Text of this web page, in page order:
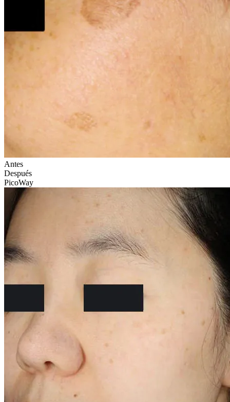
Antes
Después
PicoWay